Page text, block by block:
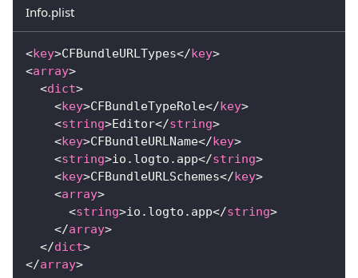
Info.plist
<key>CFBundleURLTypes</key>
<array>
<dict>
<key>CFBundleTypeRole</key>
<string>Editor</string>
<key>CFBundleURLName</key>
<string>io.logto.app</string>
<key>CFBundleURLSchemes</key>
<array>
<string>io.logto.app</string>
</array>
</dict>
</array>